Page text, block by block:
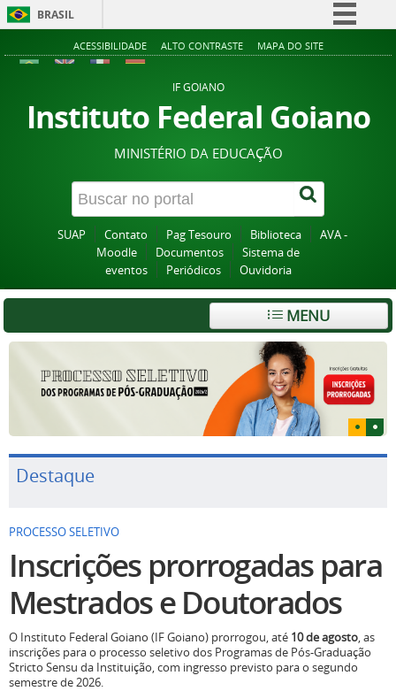
BRASIL
Simplifique!
Acesso à informação
Legislação
Canais
ACESSIBILIDADE ALTO CONTRASTE MAPA DO SITE
IF GOIANO
Instituto Federal Goiano
MINISTÉRIO DA EDUCAÇÃO
SUAP Contato Pag Tesouro Biblioteca
AVA -
Moodle
Documentos
Sistema de
eventos
Periódicos Ouvidoria
MENU
Destaque
PROCESSO SELETIVO
Inscrições prorrogadas para
Mestrados e Doutorados
O Instituto Federal Goiano (IF Goiano) prorrogou, até 10 de agosto, as
inscrições para o processo seletivo dos Programas de Pós-Graduação
Stricto Sensu da Instituição, com ingresso previsto para o segundo
semestre de 2026.